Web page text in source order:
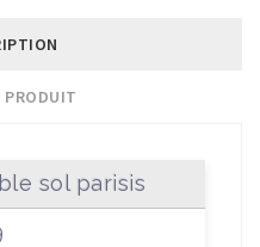
PRODUIT
sol parisis